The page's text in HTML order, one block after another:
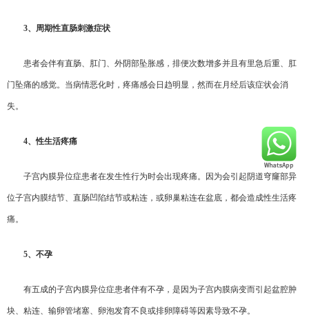
3、周期性直肠刺激症状
患者会伴有直肠、肛门、外阴部坠胀感，排便次数增多并且有里急后重、肛
门坠痛的感觉。当病情恶化时，疼痛感会日趋明显，然而在月经后该症状会消
失。
4、性生活疼痛
子宫内膜异位症患者在发生性行为时会出现疼痛。因为会引起阴道穹窿部异
位子宫内膜结节、直肠凹陷结节或粘连，或卵巢粘连在盆底，都会造成性生活疼
痛。
5、不孕
有五成的子宫内膜异位症患者伴有不孕，是因为子宫内膜病变而引起盆腔肿
块、粘连、输卵管堵塞、卵泡发育不良或排卵障碍等因素导致不孕。